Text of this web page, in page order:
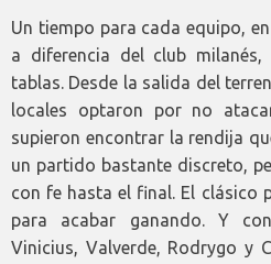
Un tiempo para cada equipo,
a diferencia del club
tablas. Desde la salida del
locales optaron por no
supieron encontrar la rendija
un partido bastante discreto,
con fe hasta el final. El clásico
para acabar ganando. Y
Vinicius, Valverde, Rodrygo y